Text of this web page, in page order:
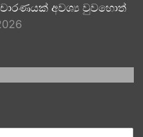
අවශ්‍ය වුවහොත්